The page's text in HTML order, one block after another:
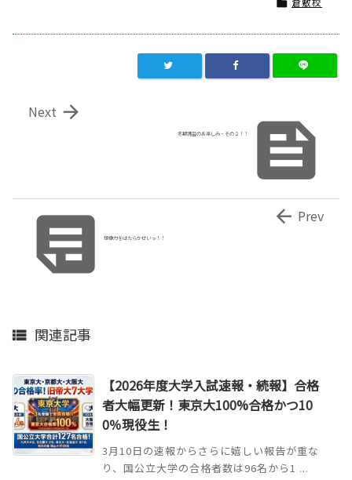


冬期講習のお楽しみ・その２！！

Next
想像力をはたらかせいっ！！
 Prev
 関連記事
【2026年度大学入試速報・続報】合格
者大幅更新！東京大100%合格かつ10
0％現役生！
3月10日の速報からさらに嬉しい報告が重な
り、国公立大学の合格者数は96名から1 ...